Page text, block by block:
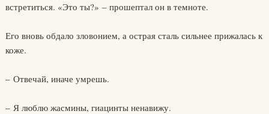
встретиться. «Это ты?» – прошептал он в темноте.
Его вновь обдало зловонием, а острая сталь сильнее прижалась к
коже.
– Отвечай, иначе умрешь.
– Я люблю жасмины, гиацинты ненавижу.